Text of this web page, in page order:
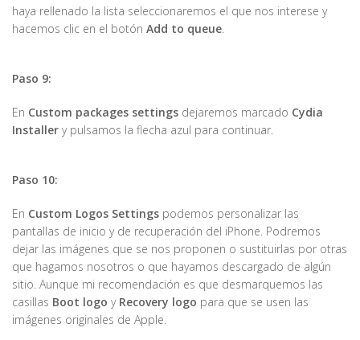
haya rellenado la lista seleccionaremos el que nos interese y
hacemos clic en el botón Add to queue.
Paso 9:
En Custom packages settings dejaremos marcado Cydia
Installer y pulsamos la flecha azul para continuar.
Paso 10:
En Custom Logos Settings podemos personalizar las
pantallas de inicio y de recuperación del iPhone. Podremos
dejar las imágenes que se nos proponen o sustituirlas por otras
que hagamos nosotros o que hayamos descargado de algún
sitio. Aunque mi recomendación es que desmarquemos las
casillas Boot logo y Recovery logo para que se usen las
imágenes originales de Apple.